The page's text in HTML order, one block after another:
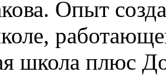
Опыт
школа плюс